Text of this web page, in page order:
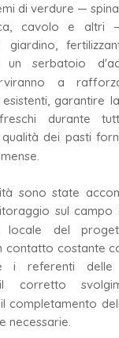
di verdure —
cavolo e altri
giardino,
un serbatoio
a
garantire
durante
dei pasti
sono state
sul
locale del
contatto costante
i referenti
corretto
completamento
necessarie.